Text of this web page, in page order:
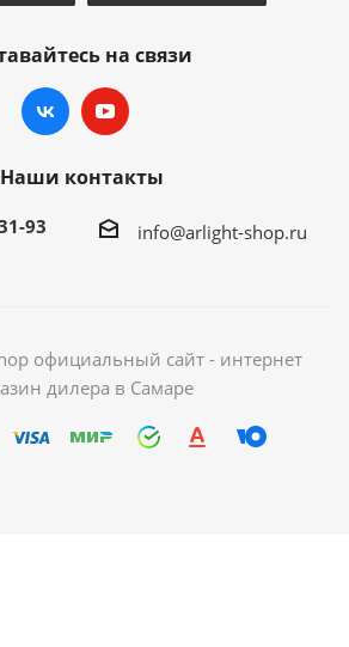
на связи
Наши контакты
93 info@arlight-shop.ru
официальный сайт - интернет
дилера в Самаре